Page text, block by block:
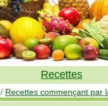
Recettes
Recettes commençant par